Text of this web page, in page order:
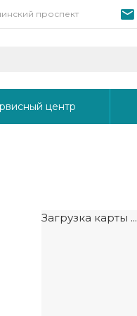
проспект
центр
Загрузка карты ...